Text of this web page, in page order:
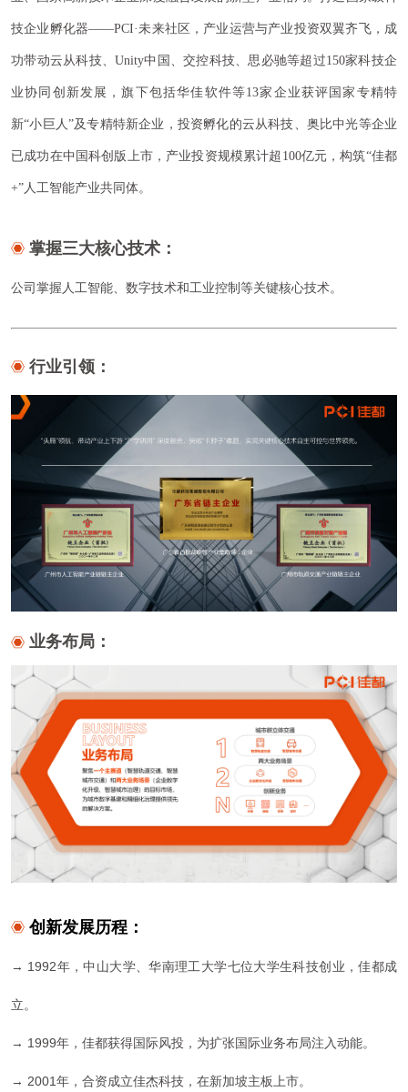
技企业孵化器——PCI·未来社区，产业运营与产业投资双翼齐飞，成
功带动云从科技、Unity中国、交控科技、思必驰等超过150家科技企
业协同创新发展，旗下包括华佳软件等13家企业获评国家专精特
新“小巨人”及专精特新企业，投资孵化的云从科技、奥比中光等企业
已成功在中国科创版上市，产业投资规模累计超100亿元，构筑“佳都
+”人工智能产业共同体。
掌握三大核心技术：
公司掌握 人工智能、数字技术和工业控制 等关键核心技术。
行业引领：
业务布局：
创新发展历程：
→ 1992年，中山大学、华南理工大学七位大学生科技创业，佳都成
立。
→ 1999年，佳都获得国际风投，为扩张国际业务布局注入动能。
→ 2001年， 合资成立佳杰科技，在新加坡主板上市。